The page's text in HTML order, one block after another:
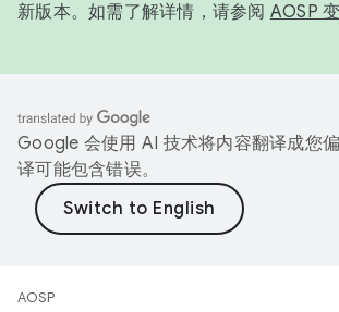
新版本。如需了解详情，请参阅 AOSP
Google 会使用 AI 技术将内容翻译成您
译可能包含错误。
AOSP